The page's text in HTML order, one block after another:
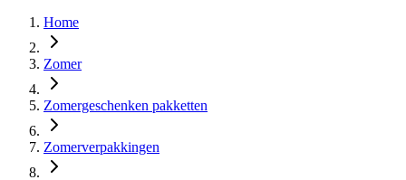
Home
Zomer
Zomergeschenken pakketten
Zomerverpakkingen